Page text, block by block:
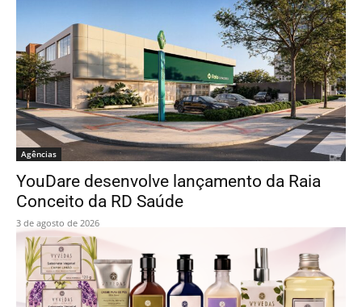
Agências
YouDare desenvolve lançamento da Raia
Conceito da RD Saúde
3 de agosto de 2026